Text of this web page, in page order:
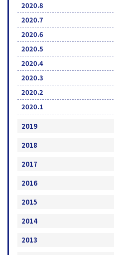
2020.8
2020.7
2020.6
2020.5
2020.4
2020.3
2020.2
2020.1
2019
2018
2017
2016
2015
2014
2013